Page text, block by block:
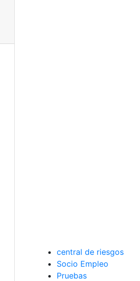
central de riesgos
Socio Empleo
Pruebas